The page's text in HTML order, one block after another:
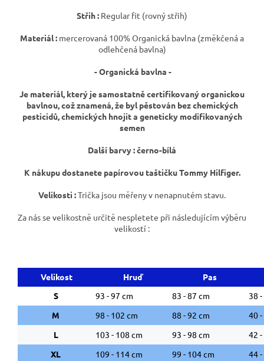
Střih : Regular fit (rovný střih)
Materiál : mercerovaná 100% Organická bavlna (změkčená a
odlehčená bavlna)
- Organická bavlna -
Je materiál, který je samostatně certifikovaný organickou
bavlnou, což znamená, že byl pěstován bez chemických
pesticidů, chemických hnojit a geneticky modifikovaných
semen
Další barvy : černo-bílá
K nákupu dostanete papírovou taštičku Tommy Hilfiger.
Velikosti :Trička jsou měřeny v nenapnutém stavu.
Za nás se velikostně určitě nespletete při následujícím výběru
velikostí :
Velikost Hruď
Pas
S
93 - 97 cm 83 - 87 cm
38
M
98 - 102 cm 88 - 92 cm
40
L
103 - 108 cm 93 - 98 cm
42
XL
109 - 114 cm 99 - 104 cm
44